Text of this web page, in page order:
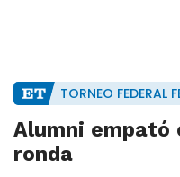
TORNEO FEDERAL
Alumni empató
ronda